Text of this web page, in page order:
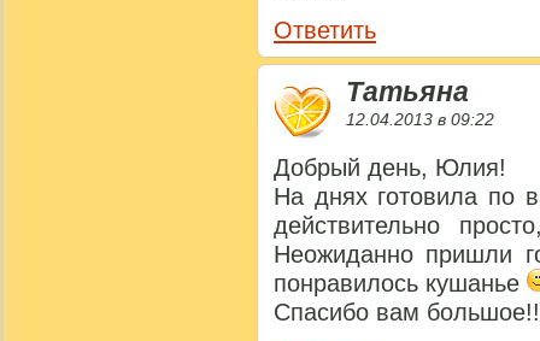
Ответить
Татьяна
12.04.2013 в 09:22
Добрый день, Юлия!
На днях готовила по
действительно
Неожиданно пришли
понравилось кушанье
Спасибо вам